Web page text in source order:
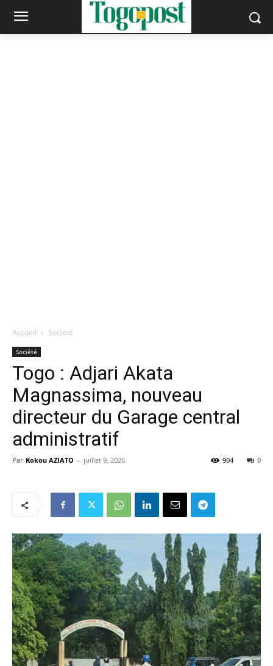
Accueil Société
Société
Togo : Adjari Akata
Magnassima, nouveau
directeur du Garage central
administratif
Par Kokou AZIATO - juillet 9, 2026 0
904